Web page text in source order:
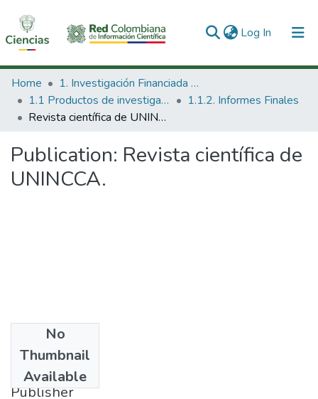
Log In (current)
Communities & Collections
All of DSpace
Home
1. Investigación Financiada con Recursos Públicos
1.1 Productos de investigación
1.1.2. Informes Finales
Revista científica de UNINCCA.
Publication: Revista científica de
UNINCCA.
No
Thumbnail
Available
1997-05
Publisher